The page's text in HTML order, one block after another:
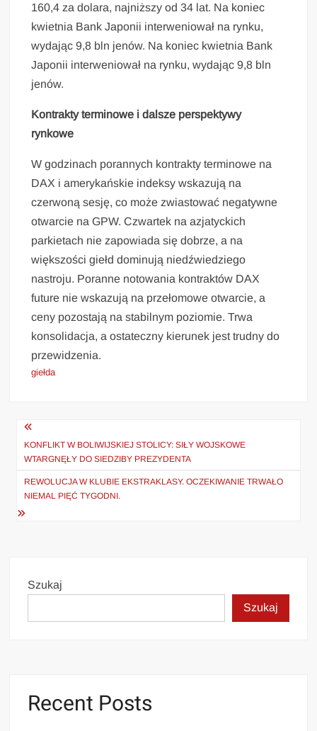
160,4 za dolara, najniższy od 34 lat. Na koniec
kwietnia Bank Japonii interweniował na rynku,
wydając 9,8 bln jenów. Na koniec kwietnia Bank
Japonii interweniował na rynku, wydając 9,8 bln
jenów.
Kontrakty terminowe i dalsze perspektywy
rynkowe
W godzinach porannych kontrakty terminowe na
DAX i amerykańskie indeksy wskazują na
czerwoną sesję, co może zwiastować negatywne
otwarcie na GPW. Czwartek na azjatyckich
parkietach nie zapowiada się dobrze, a na
większości giełd dominują niedźwiedziego
nastroju. Poranne notowania kontraktów DAX
future nie wskazują na przełomowe otwarcie, a
ceny pozostają na stabilnym poziomie. Trwa
konsolidacja, a ostateczny kierunek jest trudny do
przewidzenia.
giełda
Nawigacja
wpisu
KONFLIKT W BOLIWIJSKIEJ STOLICY: SIŁY WOJSKOWE
WTARGNĘŁY DO SIEDZIBY PREZYDENTA
REWOLUCJA W KLUBIE EKSTRAKLASY. OCZEKIWANIE TRWAŁO
NIEMAL PIĘĆ TYGODNI.
Szukaj
Szukaj
Recent Posts